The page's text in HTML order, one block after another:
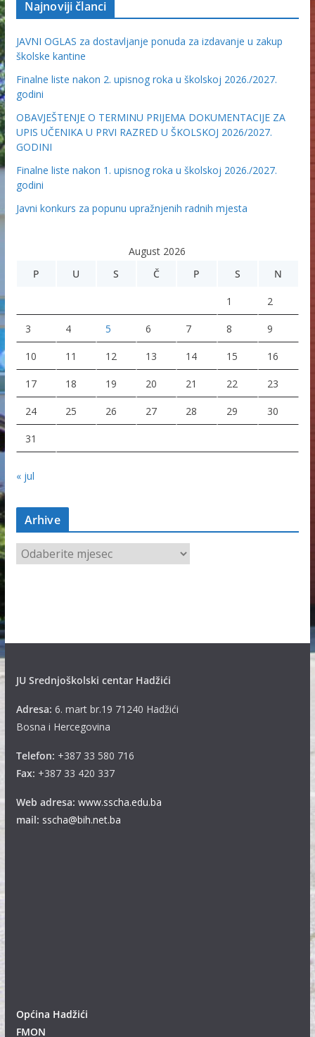
Najnoviji članci
JAVNI OGLAS za dostavljanje ponuda za izdavanje u zakup
školske kantine
Finalne liste nakon 2. upisnog roka u školskoj 2026./2027.
godini
OBAVJEŠTENJE O TERMINU PRIJEMA DOKUMENTACIJE ZA
UPIS UČENIKA U PRVI RAZRED U ŠKOLSKOJ 2026/2027.
GODINI
Finalne liste nakon 1. upisnog roka u školskoj 2026./2027.
godini
Javni konkurs za popunu upražnjenih radnih mjesta
August 2026
P
U S Č P S N
1 2
3 4 5 6 7 8 9
10 11 12 13 14 15 16
17 18 19 20 21 22 23
24 25 26 27 28 29 30
31
« jul
Arhive
A
r
JU Srednjoškolski centar Hadžići
Adresa: 6. mart br.19 71240 Hadžići
Bosna i Hercegovina
Telefon: +387 33 580 716
Fax: +387 33 420 337
Web adresa: www.sscha.edu.ba
mail: sscha@bih.net.ba
Općina Hadžići
FMON